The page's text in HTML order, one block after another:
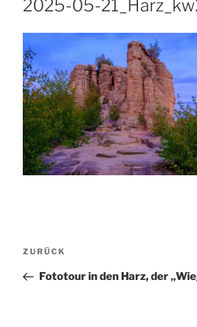
2025-05-
Vorheriger
ZURÜCK
Fototour in den Harz, der